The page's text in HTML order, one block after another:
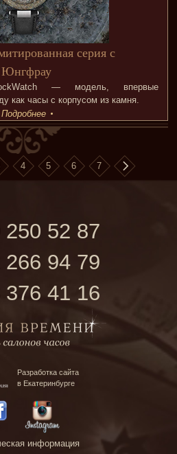
серия с
Юнгфрау
— модель, впервые
как часы с корпусом из камня.
Подробнее
4 5 6 7
250 52 87
266 94 79
376 41 16
Разработка сайта
в Екатеринбурге
информация